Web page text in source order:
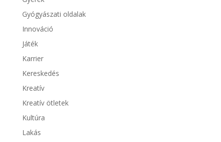
Gyógyászati oldalak
Innováció
Játék
Karrier
Kereskedés
Kreatív
Kreatív ötletek
Kultúra
Lakás